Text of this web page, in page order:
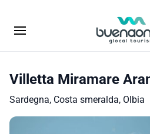
Villetta Miramare
Sardegna, Costa smeralda, Olbia